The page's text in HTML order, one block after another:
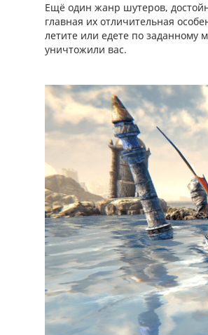
Ещё один жанр шутеров,
главная их отличительная
летите или едете по заданному
уничтожили вас.